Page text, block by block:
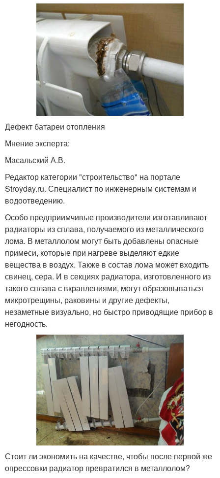
Дефект батареи отопления
Мнение эксперта:
Масальский А.В.
Редактор категории "строительство" на портале
Stroyday.ru. Специалист по инженерным системам и
водоотведению.
Особо предприимчивые производители изготавливают
радиаторы из сплава, получаемого из металлического
лома. В металлолом могут быть добавлены опасные
примеси, которые при нагреве выделяют едкие
вещества в воздух. Также в состав лома может входить
свинец, сера. И в секциях радиатора, изготовленного из
такого сплава с вкраплениями, могут образовываться
микротрещины, раковины и другие дефекты,
незаметные визуально, но быстро приводящие прибор в
негодность.
Стоит ли экономить на качестве, чтобы после первой же
опрессовки радиатор превратился в металлолом?